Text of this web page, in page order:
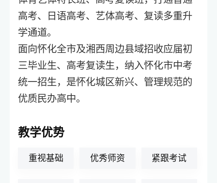
高考、日语高考、艺体高考、复读多重升
学通道。
面向怀化全市及湘西周边县域招收应届初
三毕业生、高考复读生，纳入怀化市中考
统一招生，是怀化城区新兴、管理规范的
优质民办高中。
教学优势
重视基础 优秀师资 紧跟考试